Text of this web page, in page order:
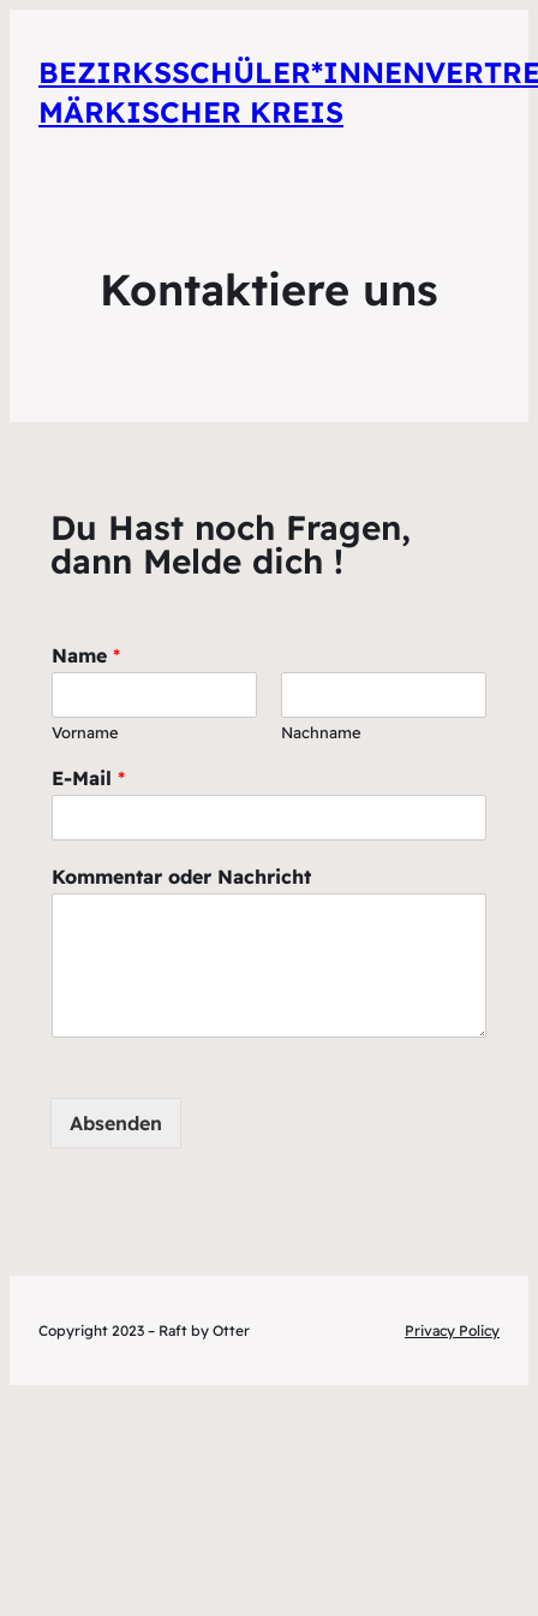
MÄRKISCHER KREIS
Kontaktiere uns
Du Hast noch Fragen,
dann Melde dich !
Name *
Vorname Nachname
E-Mail *
Kommentar oder Nachricht
Absenden
Copyright 2023 – Raft by Otter Privacy Policy